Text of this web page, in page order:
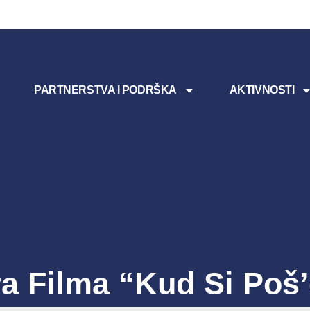
PARTNERSTVA I PODRŠKA AKTIVNOSTI
Filma “Kud Si